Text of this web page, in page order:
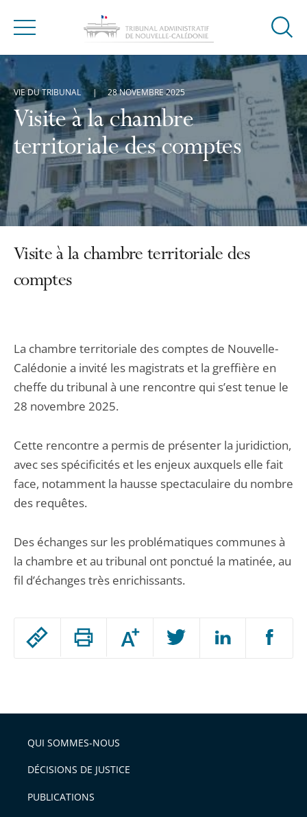
Menu
Ouvrir
de
Visite à la chambre
territoriale des comptes
VIE DU TRIBUNAL 28 NOVEMBRE 2025
Passer
arriver
après
Augmenter
ou
l'article
pour
avant
Visite à la chambre territoriale des
comptes
La chambre territoriale des comptes de Nouvelle-
Calédonie a invité les magistrats et la greffière en
cheffe du tribunal à une rencontre qui s’est tenue le
28 novembre 2025.
Cette rencontre a permis de présenter la juridiction,
avec ses spécificités et les enjeux auxquels elle fait
face, notamment la hausse spectaculaire du nombre
des requêtes.
Des échanges sur les problématiques communes à
la chambre et au tribunal ont ponctué la matinée, au
fil d’échanges très enrichissants.
QUI SOMMES-NOUS
DÉCISIONS DE JUSTICE
PUBLICATIONS